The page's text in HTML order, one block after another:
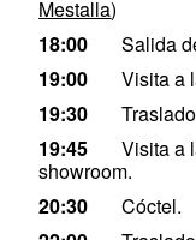
Mestalla)
18:00
Salida
19:00 Visita a
19:30
19:45 Visita a
showroom.
20:30
Cóctel.